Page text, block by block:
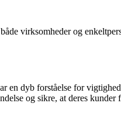
virksomheder og
en dyb forståelse for
og sikre, at deres kunder